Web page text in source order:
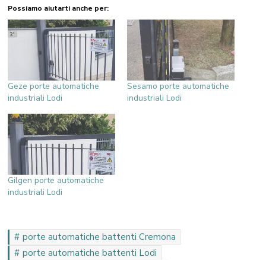
Possiamo aiutarti anche per:
Geze porte automatiche
industriali Lodi
Sesamo porte automatiche
industriali Lodi
Gilgen porte automatiche
industriali Lodi
porte automatiche battenti Cremona
porte automatiche battenti Lodi